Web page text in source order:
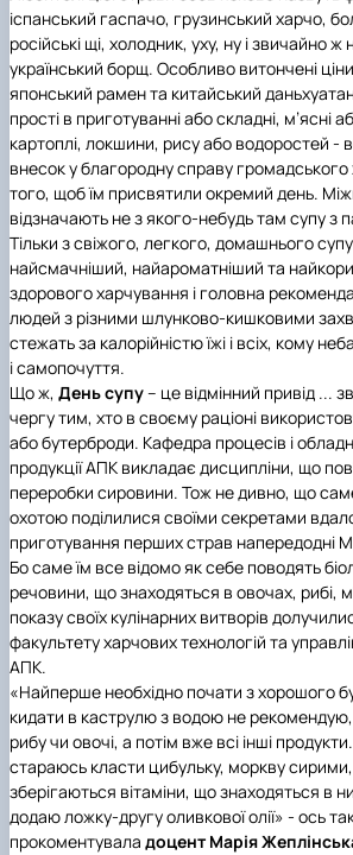
іспанський гаспачо, грузинський харчо,
російські щі, холодник, уху, ну і звичайно
український борщ. Особливо витончені
японський рамен та китайський
прості в приготуванні або складні, м’ясні
картоплі, локшини, рису або водоростей -
внесок у благородну справу громадського
того, щоб їм присвятили окремий день.
відзначають не з якого-небудь там супу з
Тільки з свіжого, легкого, домашнього
найсмачніший, найароматніший та
здорового харчування і головна
людей з різними шлунково-кишковими
стежать за калорійністю їжі і всіх, кому
і самопочуття.
Що ж, День супу– це відмінний привід ...
чергу тим, хто в своєму раціоні
або бутерброди. Кафедра процесів і
продукції АПК викладає дисципліни, що
переробки сировини. Тож не дивно, що
охотою поділилися своїми секретами
приготування перших страв напередодні
Бо саме їм все відомо як себе поводять
речовини, що знаходяться в овочах, рибі,
показу своїх кулінарних витворів
факультету харчових технологій та
АПК.
«Найперше необхідно почати з хорошого
кидати в каструлю з водою не рекомендую,
рибу чи овочі, а потім вже всі інші
стараюсь класти цибульку, моркву
зберігаються вітаміни, що знаходяться в
додаю ложку-другу оливкової олії» - ось
прокоментувала доцент Марія